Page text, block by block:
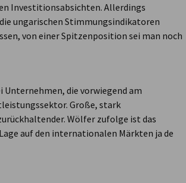
Investitionsabsichten. Allerdings
ungarischen Stimmungsindikatoren
von einer Spitzenposition sei man noch
die vorwiegend am
Große, stark
Wölfer zufolge ist das
auf den internationalen Märkten ja de